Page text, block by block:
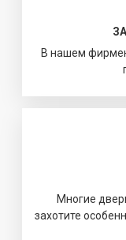
В нашем
Многие
захотите